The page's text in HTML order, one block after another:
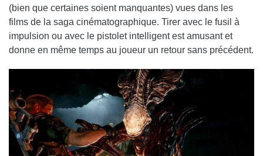
(bien que certaines soient manquantes) vues dans les
films de la saga cinématographique. Tirer avec le fusil à
impulsion ou avec le pistolet intelligent est amusant et
donne en même temps au joueur un retour sans précédent.